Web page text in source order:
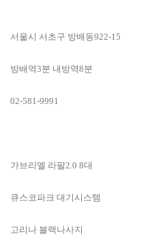
서울시 서초구 방배동922-15
방배역3분 내방역8분
02-581-9991
가브리엘 라팔2.0 8대
큐스코파크 대기시스템
고리나 블랙나사지